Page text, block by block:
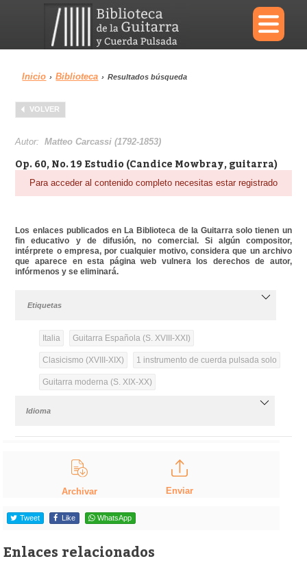
×
Menu
Biblioteca
Inicio › Biblioteca › Resultados búsqueda
VOLVER
Autor:Matteo Carcassi (1792-1853)
Op. 60, No. 19 Estudio (Candice Mowbray, guitarra)
Para acceder al contenido completo necesitas estar registrado
Los enlaces publicados en La Biblioteca de la Guitarra solo tienen un
fin educativo y de difusión, no comercial. Si algún compositor,
intérprete o empresa, por cualquier motivo, considera que un archivo
que aparece en esta página web vulnera los derechos de autor,
infórmenos y se eliminará.
Etiquetas
Italia Guitarra Española (S. XVIII-XXI)
Clasicismo (XVIII-XIX) 1 instrumento de cuerda pulsada solo
Guitarra moderna (S. XIX-XX)
Idioma
Archivar Enviar
Tweet Like WhatsApp
Enlaces relacionados